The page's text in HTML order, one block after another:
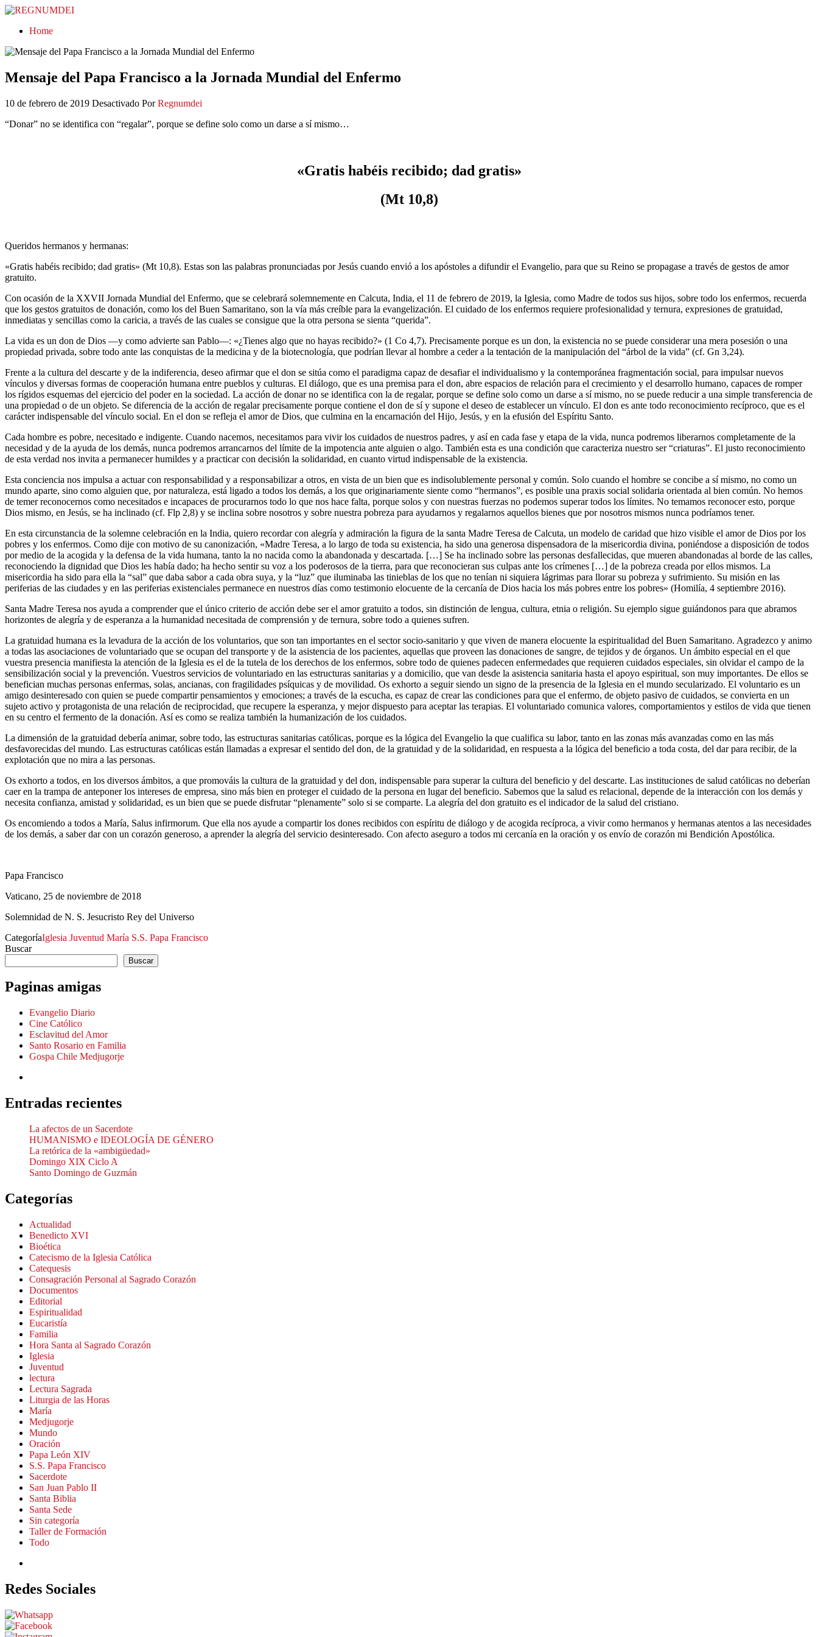
REGNUMDEI
Home
Mensaje del Papa Francisco a la Jornada Mundial del Enfermo
10 de febrero de 2019 Desactivado Por Regnumdei
“Donar” no se identifica con “regalar”, porque se define solo como un darse a sí mismo…
«Gratis habéis recibido; dad gratis»
(Mt 10,8)
Queridos hermanos y hermanas:
«Gratis habéis recibido; dad gratis» (Mt 10,8). Estas son las palabras pronunciadas por Jesús cuando envió a los apóstoles a difundir el Evangelio, para que su Reino se propagase a través de gestos de amor
gratuito.
Con ocasión de la XXVII Jornada Mundial del Enfermo, que se celebrará solemnemente en Calcuta, India, el 11 de febrero de 2019, la Iglesia, como Madre de todos sus hijos, sobre todo los enfermos, recuerda
que los gestos gratuitos de donación, como los del Buen Samaritano, son la vía más creíble para la evangelización. El cuidado de los enfermos requiere profesionalidad y ternura, expresiones de gratuidad,
inmediatas y sencillas como la caricia, a través de las cuales se consigue que la otra persona se sienta “querida”.
La vida es un don de Dios —y como advierte san Pablo—: «¿Tienes algo que no hayas recibido?» (1 Co 4,7). Precisamente porque es un don, la existencia no se puede considerar una mera posesión o una
propiedad privada, sobre todo ante las conquistas de la medicina y de la biotecnología, que podrían llevar al hombre a ceder a la tentación de la manipulación del “árbol de la vida” (cf. Gn 3,24).
Frente a la cultura del descarte y de la indiferencia, deseo afirmar que el don se sitúa como el paradigma capaz de desafiar el individualismo y la contemporánea fragmentación social, para impulsar nuevos
vínculos y diversas formas de cooperación humana entre pueblos y culturas. El diálogo, que es una premisa para el don, abre espacios de relación para el crecimiento y el desarrollo humano, capaces de romper
los rígidos esquemas del ejercicio del poder en la sociedad. La acción de donar no se identifica con la de regalar, porque se define solo como un darse a sí mismo, no se puede reducir a una simple transferencia de
una propiedad o de un objeto. Se diferencia de la acción de regalar precisamente porque contiene el don de sí y supone el deseo de establecer un vínculo. El don es ante todo reconocimiento recíproco, que es el
carácter indispensable del vínculo social. En el don se refleja el amor de Dios, que culmina en la encarnación del Hijo, Jesús, y en la efusión del Espíritu Santo.
Cada hombre es pobre, necesitado e indigente. Cuando nacemos, necesitamos para vivir los cuidados de nuestros padres, y así en cada fase y etapa de la vida, nunca podremos liberarnos completamente de la
necesidad y de la ayuda de los demás, nunca podremos arrancarnos del límite de la impotencia ante alguien o algo. También esta es una condición que caracteriza nuestro ser “criaturas”. El justo reconocimiento
de esta verdad nos invita a permanecer humildes y a practicar con decisión la solidaridad, en cuanto virtud indispensable de la existencia.
Esta conciencia nos impulsa a actuar con responsabilidad y a responsabilizar a otros, en vista de un bien que es indisolublemente personal y común. Solo cuando el hombre se concibe a sí mismo, no como un
mundo aparte, sino como alguien que, por naturaleza, está ligado a todos los demás, a los que originariamente siente como “hermanos”, es posible una praxis social solidaria orientada al bien común. No hemos
de temer reconocernos como necesitados e incapaces de procurarnos todo lo que nos hace falta, porque solos y con nuestras fuerzas no podemos superar todos los límites. No temamos reconocer esto, porque
Dios mismo, en Jesús, se ha inclinado (cf. Flp 2,8) y se inclina sobre nosotros y sobre nuestra pobreza para ayudarnos y regalarnos aquellos bienes que por nosotros mismos nunca podríamos tener.
En esta circunstancia de la solemne celebración en la India, quiero recordar con alegría y admiración la figura de la santa Madre Teresa de Calcuta, un modelo de caridad que hizo visible el amor de Dios por los
pobres y los enfermos. Como dije con motivo de su canonización, «Madre Teresa, a lo largo de toda su existencia, ha sido una generosa dispensadora de la misericordia divina, poniéndose a disposición de todos
por medio de la acogida y la defensa de la vida humana, tanto la no nacida como la abandonada y descartada. […] Se ha inclinado sobre las personas desfallecidas, que mueren abandonadas al borde de las calles,
reconociendo la dignidad que Dios les había dado; ha hecho sentir su voz a los poderosos de la tierra, para que reconocieran sus culpas ante los crímenes […] de la pobreza creada por ellos mismos. La
misericordia ha sido para ella la “sal” que daba sabor a cada obra suya, y la “luz” que iluminaba las tinieblas de los que no tenían ni siquiera lágrimas para llorar su pobreza y sufrimiento. Su misión en las
periferias de las ciudades y en las periferias existenciales permanece en nuestros días como testimonio elocuente de la cercanía de Dios hacia los más pobres entre los pobres» (Homilía, 4 septiembre 2016).
Santa Madre Teresa nos ayuda a comprender que el único criterio de acción debe ser el amor gratuito a todos, sin distinción de lengua, cultura, etnia o religión. Su ejemplo sigue guiándonos para que abramos
horizontes de alegría y de esperanza a la humanidad necesitada de comprensión y de ternura, sobre todo a quienes sufren.
La gratuidad humana es la levadura de la acción de los voluntarios, que son tan importantes en el sector socio-sanitario y que viven de manera elocuente la espiritualidad del Buen Samaritano. Agradezco y animo
a todas las asociaciones de voluntariado que se ocupan del transporte y de la asistencia de los pacientes, aquellas que proveen las donaciones de sangre, de tejidos y de órganos. Un ámbito especial en el que
vuestra presencia manifiesta la atención de la Iglesia es el de la tutela de los derechos de los enfermos, sobre todo de quienes padecen enfermedades que requieren cuidados especiales, sin olvidar el campo de la
sensibilización social y la prevención. Vuestros servicios de voluntariado en las estructuras sanitarias y a domicilio, que van desde la asistencia sanitaria hasta el apoyo espiritual, son muy importantes. De ellos se
benefician muchas personas enfermas, solas, ancianas, con fragilidades psíquicas y de movilidad. Os exhorto a seguir siendo un signo de la presencia de la Iglesia en el mundo secularizado. El voluntario es un
amigo desinteresado con quien se puede compartir pensamientos y emociones; a través de la escucha, es capaz de crear las condiciones para que el enfermo, de objeto pasivo de cuidados, se convierta en un
sujeto activo y protagonista de una relación de reciprocidad, que recupere la esperanza, y mejor dispuesto para aceptar las terapias. El voluntariado comunica valores, comportamientos y estilos de vida que tienen
en su centro el fermento de la donación. Así es como se realiza también la humanización de los cuidados.
La dimensión de la gratuidad debería animar, sobre todo, las estructuras sanitarias católicas, porque es la lógica del Evangelio la que cualifica su labor, tanto en las zonas más avanzadas como en las más
desfavorecidas del mundo. Las estructuras católicas están llamadas a expresar el sentido del don, de la gratuidad y de la solidaridad, en respuesta a la lógica del beneficio a toda costa, del dar para recibir, de la
explotación que no mira a las personas.
Os exhorto a todos, en los diversos ámbitos, a que promováis la cultura de la gratuidad y del don, indispensable para superar la cultura del beneficio y del descarte. Las instituciones de salud católicas no deberían
caer en la trampa de anteponer los intereses de empresa, sino más bien en proteger el cuidado de la persona en lugar del beneficio. Sabemos que la salud es relacional, depende de la interacción con los demás y
necesita confianza, amistad y solidaridad, es un bien que se puede disfrutar “plenamente” solo si se comparte. La alegría del don gratuito es el indicador de la salud del cristiano.
Os encomiendo a todos a María, Salus infirmorum. Que ella nos ayude a compartir los dones recibidos con espíritu de diálogo y de acogida recíproca, a vivir como hermanos y hermanas atentos a las necesidades
de los demás, a saber dar con un corazón generoso, a aprender la alegría del servicio desinteresado. Con afecto aseguro a todos mi cercanía en la oración y os envío de corazón mi Bendición Apostólica.
Papa Francisco
Vaticano, 25 de noviembre de 2018
Solemnidad de N. S. Jesucristo Rey del Universo
CategoríaIglesia Juventud María S.S. Papa Francisco
Buscar
Buscar
Paginas amigas
Evangelio Diario
Cine Católico
Esclavitud del Amor
Santo Rosario en Familia
Gospa Chile Medjugorje
Entradas recientes
La afectos de un Sacerdote
HUMANISMO e IDEOLOGÍA DE GÉNERO
La retórica de la «ambigüedad»
Domingo XIX Ciclo A
Santo Domingo de Guzmán
Categorías
Actualidad
Benedicto XVI
Bioética
Catecismo de la Iglesia Católica
Catequesis
Consagración Personal al Sagrado Corazón
Documentos
Editorial
Espiritualidad
Eucaristía
Familia
Hora Santa al Sagrado Corazón
Iglesia
Juventud
lectura
Lectura Sagrada
Liturgia de las Horas
María
Medjugorje
Mundo
Oración
Papa León XIV
S.S. Papa Francisco
Sacerdote
San Juan Pablo II
Santa Biblia
Santa Sede
Sin categoría
Taller de Formación
Todo
Redes Sociales